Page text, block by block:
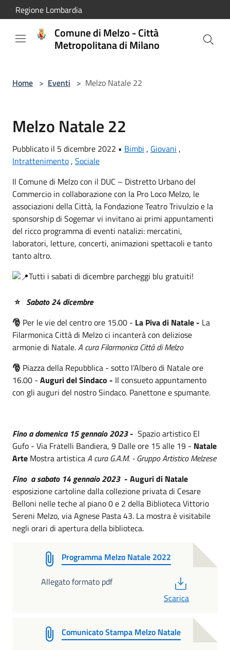
Salta al contenuto principale
Regione Lombardia
Comune di Melzo - Città
Metropolitana di Milano
Home > Eventi > Melzo Natale 22
Melzo Natale 22
Pubblicato il 5 dicembre 2022 • Bimbi , Giovani ,
Intrattenimento, Sociale
Il Comune di Melzo con il DUC – Distretto Urbano del
Commercio in collaborazione con la Pro Loco Melzo, le
associazioni della Città, la Fondazione Teatro Trivulzio e la
sponsorship di Sogemar vi invitano ai primi appuntamenti
del ricco programma di eventi natalizi: mercatini,
laboratori, letture, concerti, animazioni spettacoli e tanto
tanto altro.
Tutti i sabati di dicembre parcheggi blu gratuiti!
⭐ Sabato 24 dicembre
🎅 Per le vie del centro ore 15.00 - La Piva di Natale - La
Filarmonica Città di Melzo ci incanterà con deliziose
armonie di Natale.A cura Filarmonica Città di Melzo
🎅 Piazza della Repubblica - sotto l’Albero di Natale ore
16.00 - Auguri del Sindaco - Il consueto appuntamento
con gli auguri del nostro Sindaco. Panettone e spumante.
Finoa domenica 15 gennaio 2023- Spazio artistico El
Gufo - Via Fratelli Bandiera, 9 Dalle ore 15 alle 19 - Natale
Arte Mostra artisticaA cura G.A.M. - Gruppo Artistico Melzese
Fino a sabato 14 gennaio 2023- Auguri di Natale
esposizione cartoline dalla collezione privata di Cesare
Belloni nelle teche al piano 0 e 2 della Biblioteca Vittorio
Sereni Melzo, via Agnese Pasta 43. La mostra è visitabile
negli orari di apertura della biblioteca.
Programma Melzo Natale 2022
Allegato formato pdf
Scarica
Comunicato Stampa Melzo Natale